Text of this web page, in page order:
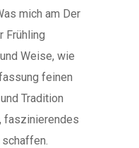
mich am Der
Frühling
Weise, wie
feinen
Tradition
faszinierendes